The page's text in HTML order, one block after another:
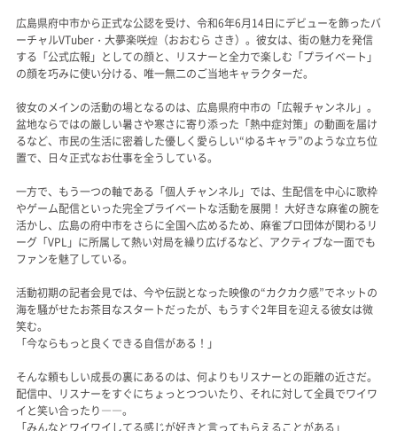
広島県府中市から正式な公認を受け、令和6年6月14日にデビューを飾ったバ
ーチャルVTuber・大夢楽咲煌（おおむら さき）。彼女は、街の魅力を発信
する「公式広報」としての顔と、リスナーと全力で楽しむ「プライベート」
の顔を巧みに使い分ける、唯一無二のご当地キャラクターだ。
彼女のメインの活動の場となるのは、広島県府中市の「広報チャンネル」。
盆地ならではの厳しい暑さや寒さに寄り添った「熱中症対策」の動画を届け
るなど、市民の生活に密着した優しく愛らしい“ゆるキャラ”のような立ち位
置で、日々正式なお仕事を全うしている。
一方で、もう一つの軸である「個人チャンネル」では、生配信を中心に歌枠
やゲーム配信といった完全プライベートな活動を展開！ 大好きな麻雀の腕を
活かし、広島の府中市をさらに全国へ広めるため、麻雀プロ団体が関わるリ
ーグ「VPL」に所属して熱い対局を繰り広げるなど、アクティブな一面でも
ファンを魅了している。
活動初期の記者会見では、今や伝説となった映像の“カクカク感”でネットの
海を騒がせたお茶目なスタートだったが、もうすぐ2年目を迎える彼女は微
笑む。
「今ならもっと良くできる自信がある！」
そんな頼もしい成長の裏にあるのは、何よりもリスナーとの距離の近さだ。
配信中、リスナーをすぐにちょっとつついたり、それに対して全員でワイワ
イと笑い合ったり――。
「みんなとワイワイしてる感じが好きと言ってもらえることがある」